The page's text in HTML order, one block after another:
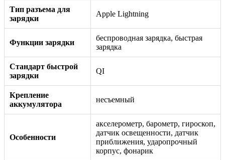
Тип разъема для
зарядки
Apple Lightning
Функции зарядки
беспроводная зарядка, быстрая
зарядка
Стандарт быстрой
зарядки
QI
Крепление
аккумулятора
несъемный
Особенности
акселерометр, барометр, гироскоп,
датчик освещенности, датчик
приближения, ударопрочный
корпус, фонарик